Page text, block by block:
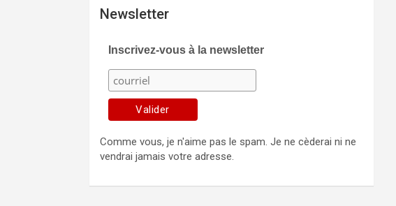
Newsletter
Inscrivez-vous à la newsletter
Comme vous, je n'aime pas le spam. Je ne cèderai ni ne
vendrai jamais votre adresse.